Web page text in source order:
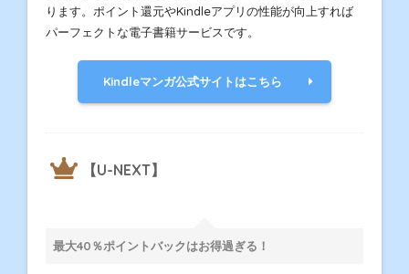
ります。ポイント還元やKindleアプリの性能が向上すれば
パーフェクトな電子書籍サービスです。
Kindleマンガ公式サイトはこちら
【U-NEXT】
最大40％ポイントバックはお得過ぎる！